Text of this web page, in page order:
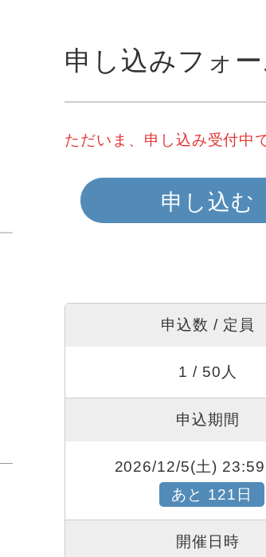
申し込みフォー
ただいま、申し込み受付中
申し込む
申込数 / 定員
1 / 50人
申込期間
2026/12/5(土)
あと 121日
開催日時